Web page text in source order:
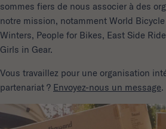
sommes fiers de nous associer à des
notre mission, notamment World
Winters, People for Bikes, East Side
Girls in Gear.
Vous travaillez pour une organisation
partenariat ? Envoyez-nous un message.